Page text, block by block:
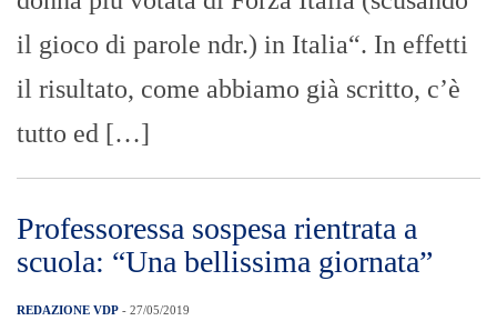
il gioco di parole ndr.) in Italia“. In effetti
il risultato, come abbiamo già scritto, c’è
tutto ed […]
Professoressa sospesa rientrata a
scuola: “Una bellissima giornata”
REDAZIONE VDP - 27/05/2019